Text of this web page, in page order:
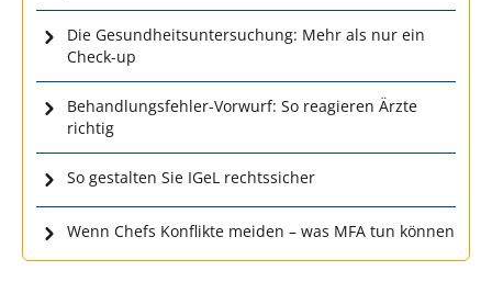
Die Gesundheitsuntersuchung: Mehr als nur ein
Check-up
Behandlungsfehler-Vorwurf: So reagieren Ärzte
richtig
So gestalten Sie IGeL rechtssicher
Wenn Chefs Konflikte meiden – was MFA tun können